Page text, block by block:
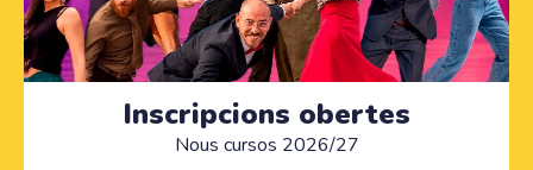
Inscripcions obertes
Nous cursos 2026/27